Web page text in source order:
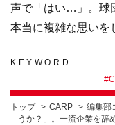
声で「はい…」。球
本当に複雑な思いを
KEYWORD
#
トップ CARP 編集部
うか？」。一流企業を辞